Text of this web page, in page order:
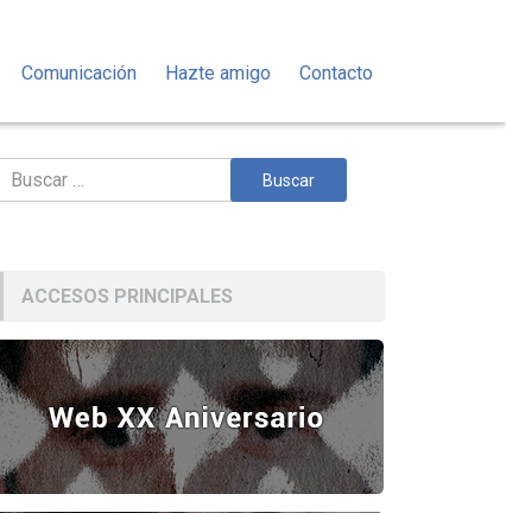
Comunicación Hazte amigo Contacto
Buscar:
ACCESOS PRINCIPALES